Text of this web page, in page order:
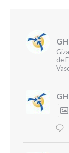
de